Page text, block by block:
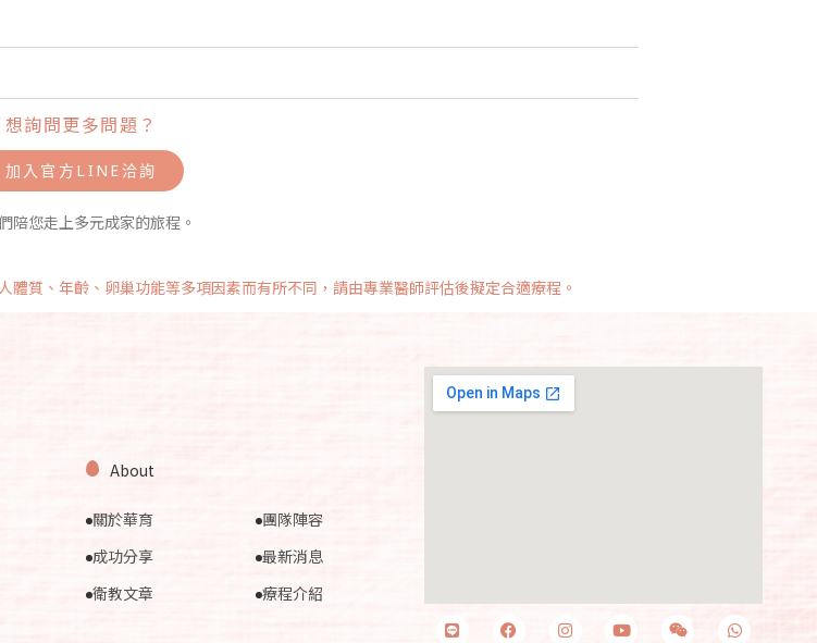
想詢問更多問題？
加入官方LINE洽詢
陪您走上多元成家的旅程。
質、年齡、卵巢功能等多項因素而有所不同，請由專業醫師評估後擬定合適療程。
About
關於華育
團隊陣容
成功分享
最新消息
衛教文章
療程介紹